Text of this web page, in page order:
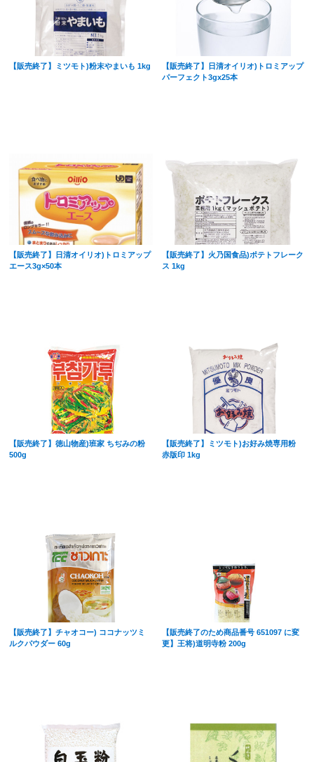
【販売終了】ミツモト)粉末やまいも 1kg
【販売終了】日清オイリオ)トロミアップ
パーフェクト3gx25本
【販売終了】日清オイリオ)トロミアップ
エース3g×50本
【販売終了】火乃国食品)ポテトフレーク
ス 1kg
【販売終了】徳山物産)班家 ちぢみの粉
500g
【販売終了】ミツモト)お好み焼専用粉
赤版印 1kg
【販売終了】チャオコー) ココナッツミ
ルクパウダー 60g
【販売終了のため商品番号 651097 に変
更】王将)道明寺粉 200g